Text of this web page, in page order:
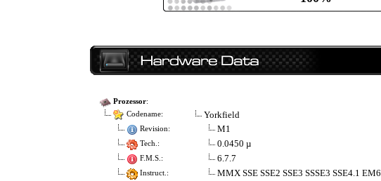
Prozessor:
Codename:
Yorkfield
Revision: M1
Tech.: 0.0450 µ
F.M.S.: 6.7.7
Instruct.: MMX SSE SSE2 SSE3 SSSE3 SSE4.1